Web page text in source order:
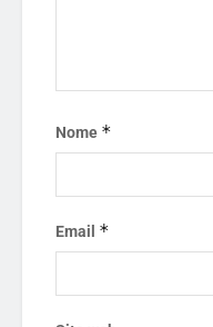
Nome *
Email *